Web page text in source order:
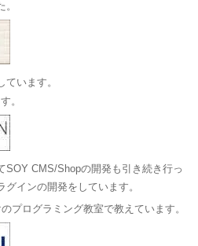
ています。
。
SOY CMS/Shopの開発も引き続き行っ
インの開発をしています。
プログラミング教室で教えています。